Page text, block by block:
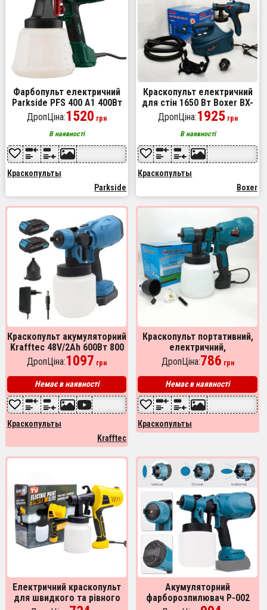
Фарбопульт електричний
Parkside PFS 400 A1 400Вт
бачок 900мл
продуктивність 500 мл/хв
ДропЦіна:1520 грн
В наявності
Краскопульты
Parkside
Краскопульт електричний
для стін 1650 Вт Boxer BX-
771 електричний
фарборозпилювач
ДропЦіна:1925грн
В наявності
Краскопульты
Boxer
Краскопульт акумуляторний
Krafftec 48V/2Ah 600Вт 800
мл фарборозпилювач
портативний
ДропЦіна:1097 грн
Немає в наявності
Краскопульты
Krafftec
Краскопульт портативний,
електричний,
фарборозпилювач з
регулюванням ширини
розпилення
ДропЦіна:786 грн
Немає в наявності
Краскопульты
Електричний краскопульт
для швидкого та рівного
Акумуляторний
фарборозпилювач P-002